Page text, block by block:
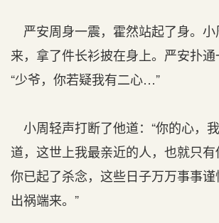
严安周身一震，霍然站起了身。
来，拿了件长衫披在身上。严安扑通
“少爷，你若疑我有二心…”
小周轻声打断了他道：“你的心，
道，这世上我最亲近的人，也就只
你已起了杀念，这些日子万万事事
出祸端来。”